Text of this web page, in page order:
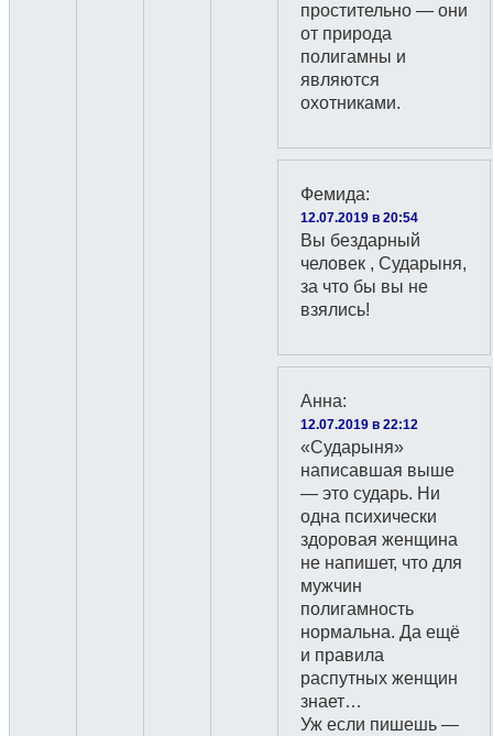
простительно — они
от природа
полигамны и
являются
охотниками.
Фемида:
12.07.2019 в 20:54
Вы бездарный
человек , Сударыня,
за что бы вы не
взялись!
Анна:
12.07.2019 в 22:12
«Сударыня»
написавшая выше
— это сударь. Ни
одна психически
здоровая женщина
не напишет, что для
мужчин
полигамность
нормальна. Да ещё
и правила
распутных женщин
знает…
Уж если пишешь —